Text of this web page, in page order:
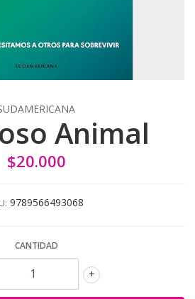
Animal
$20.000
9789566493068
CANTIDAD
+